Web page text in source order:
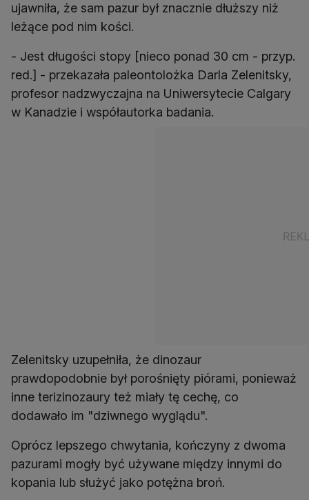
ujawniła, że sam pazur był znacznie dłuższy niż
leżące pod nim kości.
- Jest długości stopy [nieco ponad 30 cm - przyp.
red.] - przekazała paleontolożka Darla Zelenitsky,
profesor nadzwyczajna na Uniwersytecie Calgary
w Kanadzie i współautorka badania.
Zelenitsky uzupełniła, że dinozaur
prawdopodobnie był porośnięty piórami, ponieważ
inne terizinozaury też miały tę cechę, co
dodawało im "dziwnego wyglądu".
Oprócz lepszego chwytania, kończyny z dwoma
pazurami mogły być używane między innymi do
kopania lub służyć jako potężna broń.